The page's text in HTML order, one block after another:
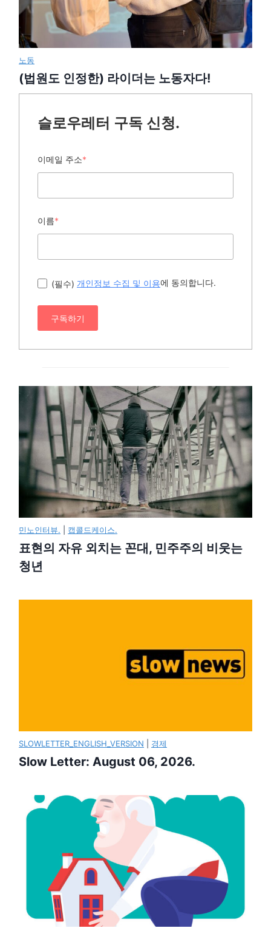
노동
(법원도 인정한) 라이더는 노동자다!
슬로우레터 구독 신청.
이메일 주소*
이름*
(필수) 개인정보 수집 및 이용에 동의합니다.
구독하기
민노인터뷰. 캡콜드케이스.
표현의 자유 외치는 꼰대, 민주주의 비웃는
청년
SLOWLETTER_ENGLISH_VERSION 경제
Slow Letter: August 06, 2026.